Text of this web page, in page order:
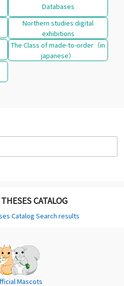
Databases
Northern studies digital
exhibitions
The Class of made-to-order（in
japanese）
CATALOG
Catalog Search results
Mascots